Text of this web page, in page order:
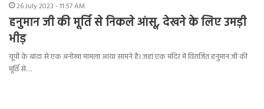
26 July 2023 - 11:57 AM
हनुमान जी की मूर्ति से निकले आंसू, देखने के लिए उमड़ी
भीड़
यूपी के बांदा से एक अनोखा मामला आया सामने है। जहां एक मंदिर में विराजित हनुमान जी की
मूर्ति से…